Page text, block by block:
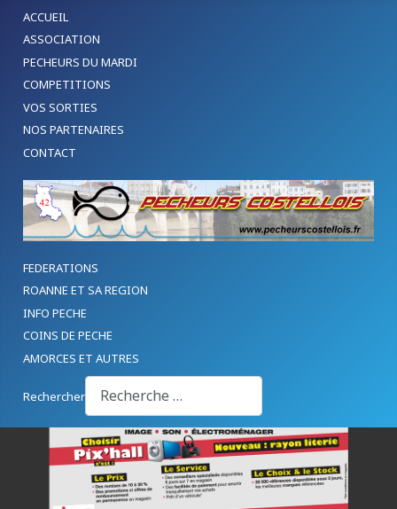
ACCUEIL
ASSOCIATION
PECHEURS DU MARDI
COMPETITIONS
VOS SORTIES
NOS PARTENAIRES
CONTACT
FEDERATIONS
ROANNE ET SA REGION
INFO PECHE
COINS DE PECHE
AMORCES ET AUTRES
Rechercher